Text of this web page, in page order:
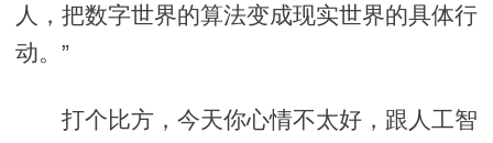
人，把数字世界的算法变成现实世界的具体行
动。”
打个比方，今天你心情不太好，跟人工智